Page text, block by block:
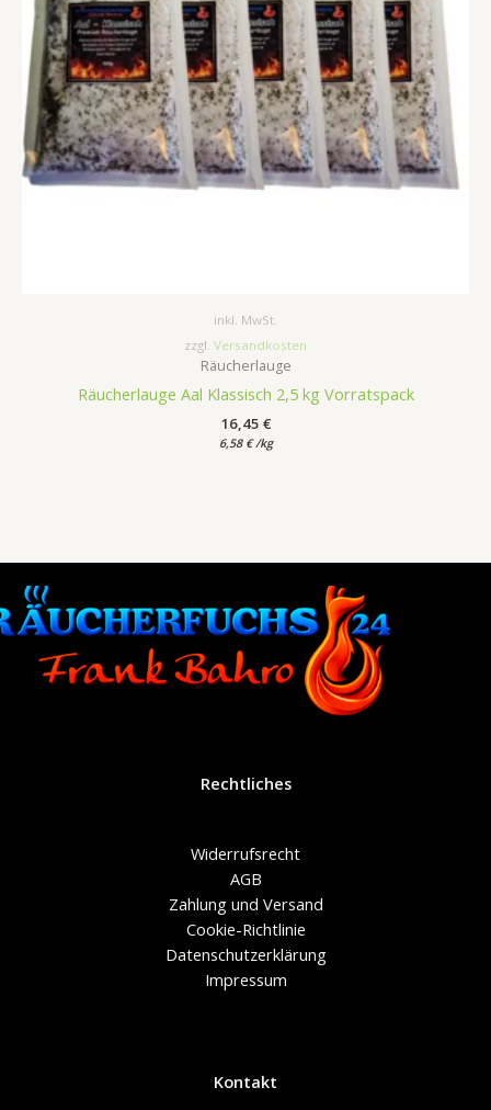
inkl. MwSt.
zzgl. Versandkosten
Räucherlauge
Räucherlauge Aal Klassisch 2,5 kg Vorratspack
16,45 €
6,58 € /kg
Rechtliches
Widerrufsrecht
AGB
Zahlung und Versand
Cookie-Richtlinie
Datenschutzerklärung
Impressum
Kontakt